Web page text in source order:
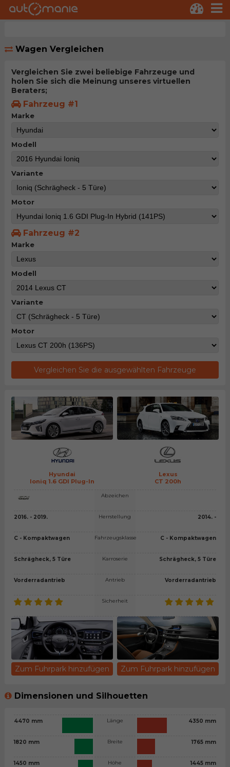
Wagen Vergleichen
Vergleichen Sie zwei beliebige Fahrzeuge und
holen Sie sich die Meinung unseres virtuellen
Beraters;
Fahrzeug #1
Marke
Modell
Variante
Motor
Fahrzeug #2
Marke
Modell
Variante
Motor
Vergleichen Sie die ausgewählten Fahrzeuge
Hyundai
Ioniq 1.6 GDI Plug-In
Lexus
CT 200h
2016. - 2019.
C - Kompaktwagen
Schrägheck, 5 Türe
Vorderradantrieb
Abzeichen
Herrstellung
Fahrzeugsklasse
Karroserie
Antrieb
Sicherheit
2014. -
C - Kompaktwagen
Schrägheck, 5 Türe
Vorderradantrieb
Zum Fuhrpark hinzufügen Zum Fuhrpark hinzufügen
Dimensionen und Silhouetten
4470 mm
1820 mm
1450 mm
Länge
Breite
Höhe
4350 mm
1765 mm
1445 mm